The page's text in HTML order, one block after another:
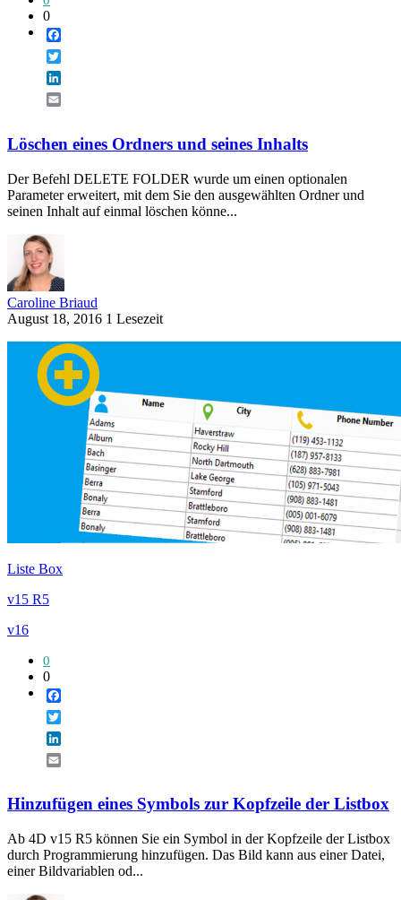
0
Löschen eines Ordners und seines Inhalts
Der Befehl DELETE FOLDER wurde um einen optionalen
Parameter erweitert, mit dem Sie den ausgewählten Ordner und
seinen Inhalt auf einmal löschen könne...
Caroline Briaud
August 18, 2016 1 Lesezeit
Liste Box
v15 R5
v16
0
0
Hinzufügen eines Symbols zur Kopfzeile der Listbox
Ab 4D v15 R5 können Sie ein Symbol in der Kopfzeile der Listbox
durch Programmierung hinzufügen. Das Bild kann aus einer Datei,
einer Bildvariablen od...